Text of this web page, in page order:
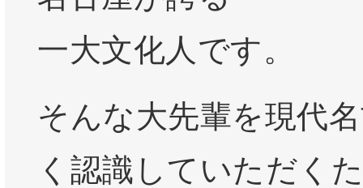
一大文化人です。
そんな大先輩を現代
く認識していただく